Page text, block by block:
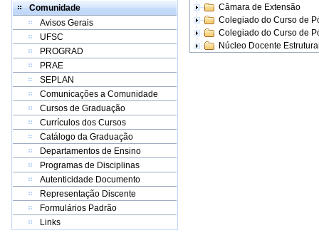
Comunidade
Avisos Gerais
UFSC
PROGRAD
PRAE
SEPLAN
Comunicações a Comunidade
Cursos de Graduação
Currículos dos Cursos
Catálogo da Graduação
Departamentos de Ensino
Programas de Disciplinas
Autenticidade Documento
Representação Discente
Formulários Padrão
Links
Câmara de Extensão
Colegiado do Curso de
Colegiado do Curso de
Núcleo Docente